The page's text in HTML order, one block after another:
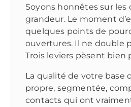
Soyons honnêtes sur les
grandeur. Le moment
quelques points de
ouvertures. Il ne double
Trois leviers pèsent bien
La qualité de votre base
propre, segmentée,
contacts qui ont